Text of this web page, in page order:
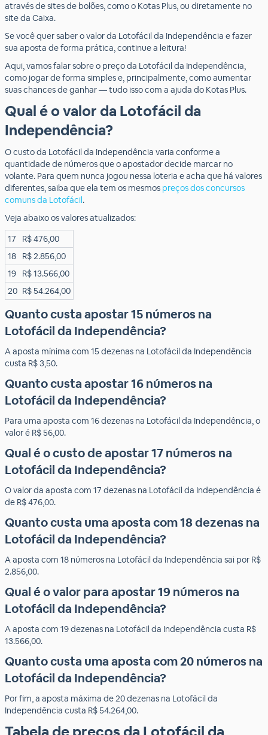
através de sites de bolões, como o Kotas Plus, ou diretamente no
site da Caixa.
Se você quer saber o valor da Lotofácil da Independência e fazer
sua aposta de forma prática, continue a leitura!
Aqui, vamos falar sobre o preço da Lotofácil da Independência,
como jogar de forma simples e, principalmente, como aumentar
suas chances de ganhar — tudo isso com a ajuda do Kotas Plus.
Qual é o valor da Lotofácil da
Independência?
O custo da Lotofácil da Independência varia conforme a
quantidade de números que o apostador decide marcar no
volante. Para quem nunca jogou nessa loteria e acha que há valores
diferentes, saiba que ela tem os mesmos preços dos concursos
comuns da Lotofácil.
Veja abaixo os valores atualizados:
17
R$ 476,00
18
R$ 2.856,00
19
R$ 13.566,00
20 R$ 54.264,00
Quanto custa apostar 15 números na
Lotofácil da Independência?
A aposta mínima com 15 dezenas na Lotofácil da Independência
custa R$ 3,50.
Quanto custa apostar 16 números na
Lotofácil da Independência?
Para uma aposta com 16 dezenas na Lotofácil da Independência, o
valor é R$ 56,00.
Qual é o custo de apostar 17 números na
Lotofácil da Independência?
O valor da aposta com 17 dezenas na Lotofácil da Independência é
de R$ 476,00.
Quanto custa uma aposta com 18 dezenas na
Lotofácil da Independência?
A aposta com 18 números na Lotofácil da Independência sai por R$
2.856,00.
Qual é o valor para apostar 19 números na
Lotofácil da Independência?
A aposta com 19 dezenas na Lotofácil da Independência custa R$
13.566,00.
Quanto custa uma aposta com 20 números na
Lotofácil da Independência?
Por fim, a aposta máxima de 20 dezenas na Lotofácil da
Independência custa R$ 54.264,00.